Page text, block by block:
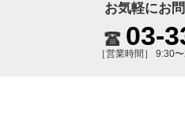
お気軽にお
03-
［営業時間］ 9:30